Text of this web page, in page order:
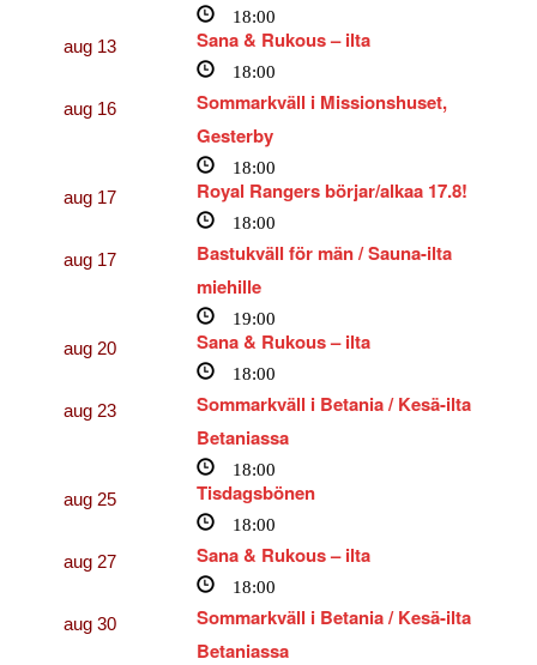
18:00
aug 13 Sana & Rukous – ilta
18:00
aug 16
Sommarkväll i Missionshuset,
Gesterby
18:00
aug 17 Royal Rangers börjar/alkaa 17.8!
18:00
aug 17
Bastukväll för män / Sauna-ilta
miehille
19:00
aug 20 Sana & Rukous – ilta
18:00
aug 23
Sommarkväll i Betania / Kesä-ilta
Betaniassa
18:00
aug 25 Tisdagsbönen
18:00
aug 27 Sana & Rukous – ilta
18:00
aug 30
Sommarkväll i Betania / Kesä-ilta
Betaniassa